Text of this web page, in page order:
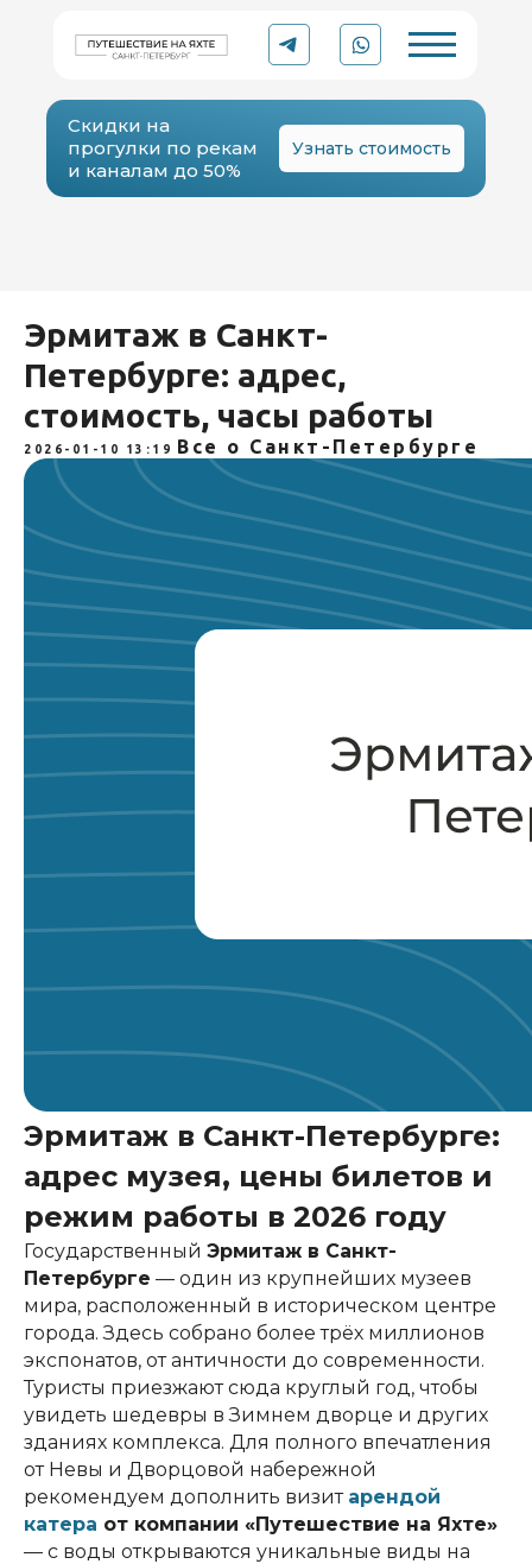
Забронировать судно
Катера
YACHT
TO TRIP
Аренда катера или яхты
в Санкт-Петербурге
Рейтинг 5.0 ⭐
Организации в Яндексе
Узнать стоимость
Скидки на
прогулки по рекам
и каналам до 50%
Эрмитаж в Санкт-
Петербурге: адрес,
стоимость, часы работы
2026-01-10 13:19 Все о Санкт-Петербурге
Эрмитаж в Санкт-Петербурге:
адрес музея, цены билетов и
режим работы в 2026 году
Государственный Эрмитаж в Санкт-
Петербурге — один из крупнейших музеев
мира, расположенный в историческом центре
города. Здесь собрано более трёх миллионов
экспонатов, от античности до современности.
Туристы приезжают сюда круглый год, чтобы
увидеть шедевры в Зимнем дворце и других
зданиях комплекса. Для полного впечатления
от Невы и Дворцовой набережной
рекомендуем дополнить визит арендой
катера от компании «Путешествие на Яхте»
— с воды открываются уникальные виды на